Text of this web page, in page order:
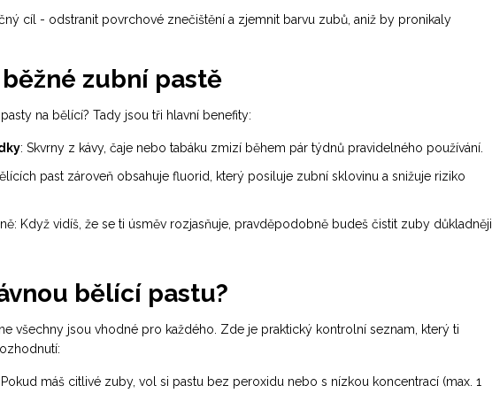
cíl - odstranit povrchové znečištění a zjemnit barvu zubů, aniž by pronikaly
zubní pastě
na bělící? Tady jsou tři hlavní benefity:
: Skvrny z kávy, čaje nebo tabáku zmizí během pár týdnů pravidelného používání.
past zároveň obsahuje fluorid, který posiluje zubní sklovinu a snižuje riziko
Když vidíš, že se ti úsměv rozjasňuje, pravděpodobně budeš čistit zuby důkladněji
bělící pastu?
všechny jsou vhodné pro každého. Zde je praktický kontrolní seznam, který ti
Pokud máš citlivé zuby, vol si pastu bez peroxidu nebo s nízkou koncentrací (max. 1